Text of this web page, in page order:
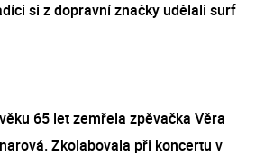
si z dopravní značky udělali surf
65 let zemřela zpěvačka Věra
Zkolabovala při koncertu v